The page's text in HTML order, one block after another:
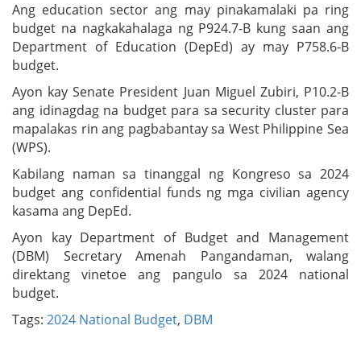
Ang education sector ang may pinakamalaki pa ring
budget na nagkakahalaga ng P924.7-B kung saan ang
Department of Education (DepEd) ay may P758.6-B
budget.
Ayon kay Senate President Juan Miguel Zubiri, P10.2-B
ang idinagdag na budget para sa security cluster para
mapalakas rin ang pagbabantay sa West Philippine Sea
(WPS).
Kabilang naman sa tinanggal ng Kongreso sa 2024
budget ang confidential funds ng mga civilian agency
kasama ang DepEd.
Ayon kay Department of Budget and Management
(DBM) Secretary Amenah Pangandaman, walang
direktang vinetoe ang pangulo sa 2024 national
budget.
Tags: 2024 National Budget, DBM